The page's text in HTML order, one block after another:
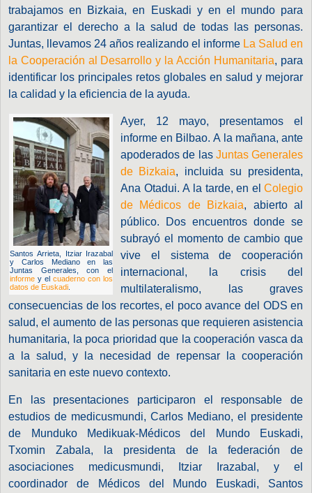
trabajamos en Bizkaia, en Euskadi y en el mundo para
garantizar el derecho a la salud de todas las personas.
Juntas, llevamos 24 años realizando el informe La Salud en
la Cooperación al Desarrollo y la Acción Humanitaria, para
identificar los principales retos globales en salud y mejorar
la calidad y la eficiencia de la ayuda.
Santos Arrieta, Itziar Irazabal
y Carlos Mediano en las
Juntas Generales, con el
informe y elcuaderno con los
datos de Euskadi
Ayer, 12 mayo, presentamos el
informe en Bilbao. A la mañana, ante
apoderados de lasJuntas Generales
de Bizkaia, incluida su presidenta,
Ana Otadui. A la tarde, en elColegio
de Médicos de Bizkaia, abierto al
público. Dos encuentros donde se
subrayó el momento de cambio que
vive el sistema de cooperación
internacional, la crisis del
multilateralismo, las graves
consecuencias de los recortes, el poco avance del ODS en
salud, el aumento de las personas que requieren asistencia
humanitaria, la poca prioridad que la cooperación vasca da
a la salud, y la necesidad de repensar la cooperación
sanitaria en este nuevo contexto.
En las presentaciones participaron el responsable de
estudios de medicusmundi, Carlos Mediano, el presidente
de Munduko Medikuak-Médicos del Mundo Euskadi,
Txomin Zabala, la presidenta de la federación de
asociaciones medicusmundi, Itziar Irazabal, y el
coordinador de Médicos del Mundo Euskadi, Santos